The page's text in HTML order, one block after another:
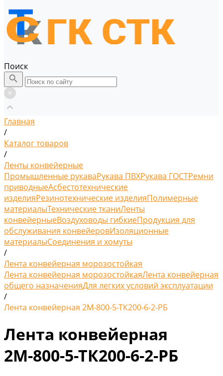
Поиск
Главная
/
Каталог товаров
/
Ленты конвейерные
Промышленные рукаваРукава ПВХРукава ГОСТРемни
приводныеАсбестотехнические
изделияРезинотехнические изделияПолимерные
материалыТехнические тканиЛенты
конвейерныеВоздуховоды гибкиеПродукция для
обслуживания конвейеровИзоляционные
материалыСоединения и хомуты
/
Лента конвейерная морозостойкая
Лента конвейерная морозостойкаяЛента конвейерная
общего назначенияДля легких условий эксплуатации
/
Лента конвейерная 2М-800-5-ТК200-6-2-РБ
Лента конвейерная
2М-800-5-ТК200-6-2-РБ